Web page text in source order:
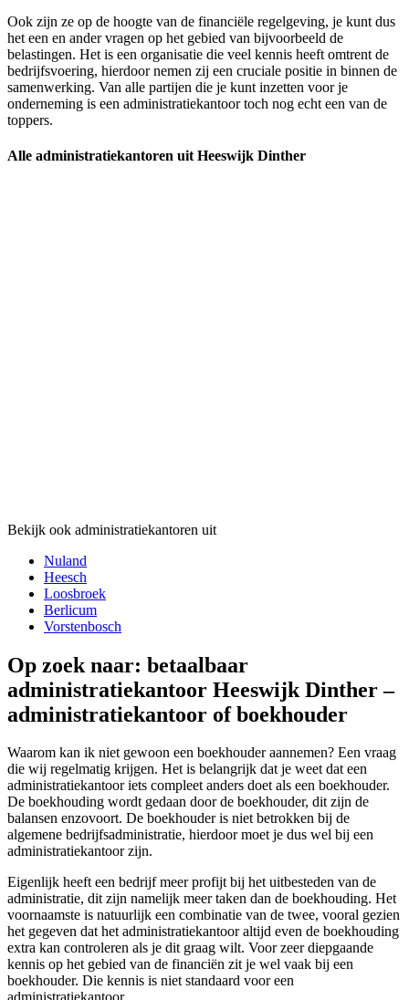
Ook zijn ze op de hoogte van de financiële regelgeving, je kunt dus
het een en ander vragen op het gebied van bijvoorbeeld de
belastingen. Het is een organisatie die veel kennis heeft omtrent de
bedrijfsvoering, hierdoor nemen zij een cruciale positie in binnen de
samenwerking. Van alle partijen die je kunt inzetten voor je
onderneming is een administratiekantoor toch nog echt een van de
toppers.
Alle administratiekantoren uit Heeswijk Dinther
Bekijk ook administratiekantoren uit
Nuland
Heesch
Loosbroek
Berlicum
Vorstenbosch
Op zoek naar: betaalbaar
administratiekantoor Heeswijk Dinther –
administratiekantoor of boekhouder
Waarom kan ik niet gewoon een boekhouder aannemen? Een vraag
die wij regelmatig krijgen. Het is belangrijk dat je weet dat een
administratiekantoor iets compleet anders doet als een boekhouder.
De boekhouding wordt gedaan door de boekhouder, dit zijn de
balansen enzovoort. De boekhouder is niet betrokken bij de
algemene bedrijfsadministratie, hierdoor moet je dus wel bij een
administratiekantoor zijn.
Eigenlijk heeft een bedrijf meer profijt bij het uitbesteden van de
administratie, dit zijn namelijk meer taken dan de boekhouding. Het
voornaamste is natuurlijk een combinatie van de twee, vooral gezien
het gegeven dat het administratiekantoor altijd even de boekhouding
extra kan controleren als je dit graag wilt. Voor zeer diepgaande
kennis op het gebied van de financiën zit je wel vaak bij een
boekhouder. Die kennis is niet standaard voor een